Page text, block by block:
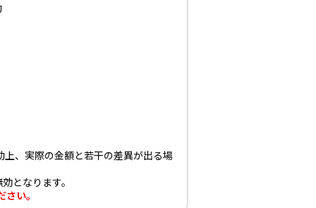
、実際の金額と若干の差異が出る場
となります。
さい。